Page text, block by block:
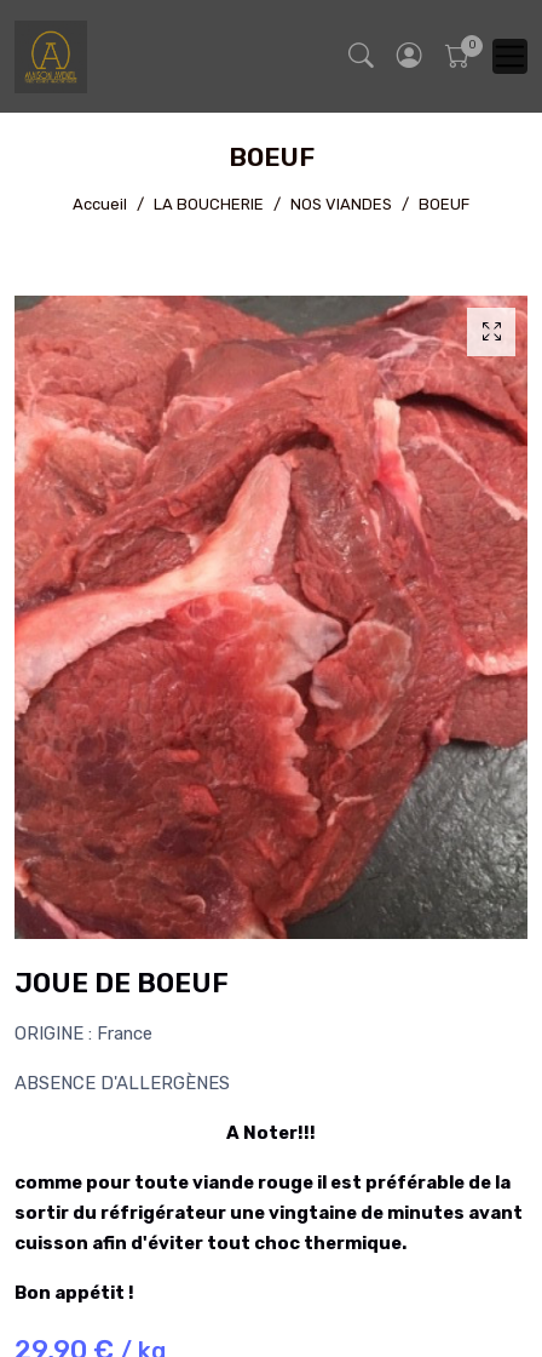
BOEUF
Accueil LA BOUCHERIE NOS VIANDES BOEUF
JOUE DE BOEUF
ORIGINE : France
ABSENCE D'ALLERGÈNES
A Noter!!!
comme pour toute viande rouge il est préférable de la
sortir du réfrigérateur une vingtaine de minutes avant
cuisson afin d'éviter tout choc thermique.
Bon appétit !